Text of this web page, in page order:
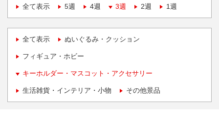
全て表示
5週 4週 3週 2週 1週
全て表示 ぬいぐるみ・クッション
フィギュア・ホビー
キーホルダー・マスコット・アクセサリー
生活雑貨・インテリア・小物 その他景品